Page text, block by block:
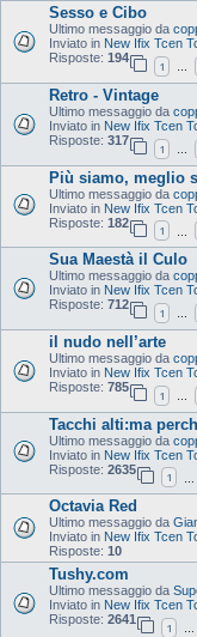
Sesso e Cibo
Ultimo messaggio da
Inviato in New Ifix Tcen
Risposte: 194
1 …
Retro - Vintage
Ultimo messaggio da
Inviato in New Ifix Tcen
Risposte: 317
1 …
Più siamo, meglio
Ultimo messaggio da
Inviato in New Ifix Tcen
Risposte: 182
1
Sua Maestà il Culo
Ultimo messaggio da
Inviato in New Ifix Tcen
Risposte: 712
1 …
il nudo nell’arte
Ultimo messaggio da
Inviato in New Ifix Tcen
Risposte: 785
1
Tacchi alti:ma
Ultimo messaggio da
Inviato in New Ifix Tcen
Risposte: 2635
1
Octavia Red
Ultimo messaggio da
Inviato in New Ifix Tcen
Risposte: 10
Tushy.com
Ultimo messaggio da
Inviato in New Ifix Tcen
Risposte: 2641
1 …